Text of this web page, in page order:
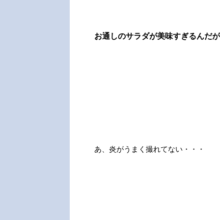
お通しのサラダが美味すぎるんだ
あ、炎がうまく撮れてない・・・